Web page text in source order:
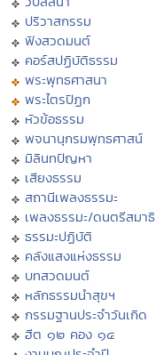
ปริวาสกรรม
ฟังสวดมนต์
คอร์สปฏิบัติธรรม
พระพุทธศาสนา
พระไตรปิฏก
หัวข้อธรรม
พจนานุกรมพุทธศาสน์
มิลินทปัญหา
เสียงธรรม
สถานีเพลงธรรมะ
เพลงธรรมะ/ดนตรีสมาธิ
ธรรมะปฏิบัติ
คลังแสงแห่งธรรม
บทสวดมนต์
หลักธรรมนำสุขฯ
กรรมฐานประจำวันเกิด
ฮีต ๑๒ คอง ๑๔